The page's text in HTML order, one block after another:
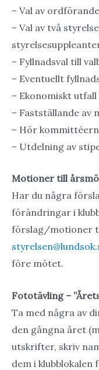
– Val av ordförande
– Val av två
– Fyllnadsval till
– Eventuellt
– Ekonomiskt
– Fastställande av
– Hör
– Utdelning av
Motioner till
Har du några
förändringar i
förslag/motioner
före mötet.
Fototävling –
Ta med några av
den gångna året
utskrifter, skriv
dem i